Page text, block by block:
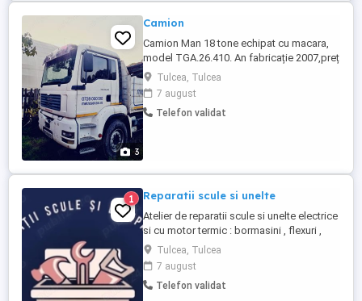
3
Camion
Camion Man 18 tone echipat cu macara,
model TGA.26.410. An fabricație 2007,preț
10000 euro + TVA
Tulcea, Tulcea
7 august
Telefon validat
1 Reparatii scule si unelte
Atelier de reparatii scule si unelte electrice
si cu motor termic : bormasini , flexuri ,
drujbe , motocultoare , generatoare ,
compresoare , maiuri compactoare si alte
utilaje de uz casnic si industrial ,
electrocasnice si multe alte echipamente.
Tulcea, Tulcea
7 august
Telefon validat